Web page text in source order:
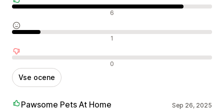
Pozitivne ocene 6
Nevtralne ocene 1
Negativne ocene 0
Vse ocene
Pawsome Pets At Home Sep 26, 2025